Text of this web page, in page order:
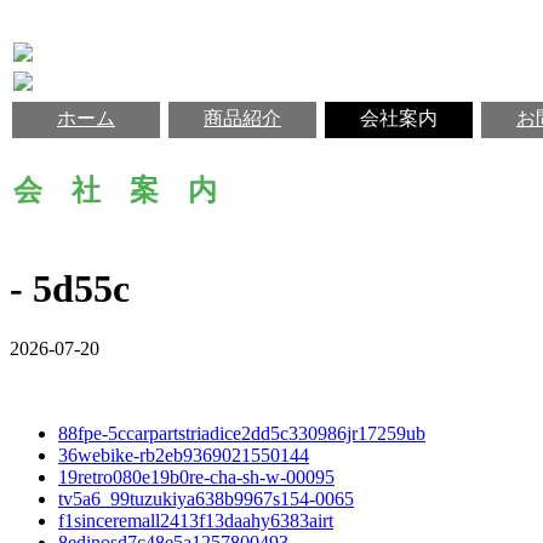
ホーム 商品紹介 会社案内 お
会 社 案 内
- 5d55c
2026-07-20
88fpe-5ccarpartstriadice2dd5c330986jr17259ub
36webike-rb2eb9369021550144
19retro080e19b0re-cha-sh-w-00095
tv5a6_99tuzukiya638b9967s154-0065
f1sinceremall2413f13daahy6383airt